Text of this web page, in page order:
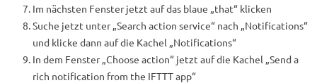
Im nächsten Fenster jetzt auf das blaue „that“ klicken
Suche jetzt unter „Search action service“ nach „Notifications“
und klicke dann auf die Kachel „Notifications“
In dem Fenster „Choose action“ jetzt auf die Kachel „Send a
rich notification from the IFTTT app“